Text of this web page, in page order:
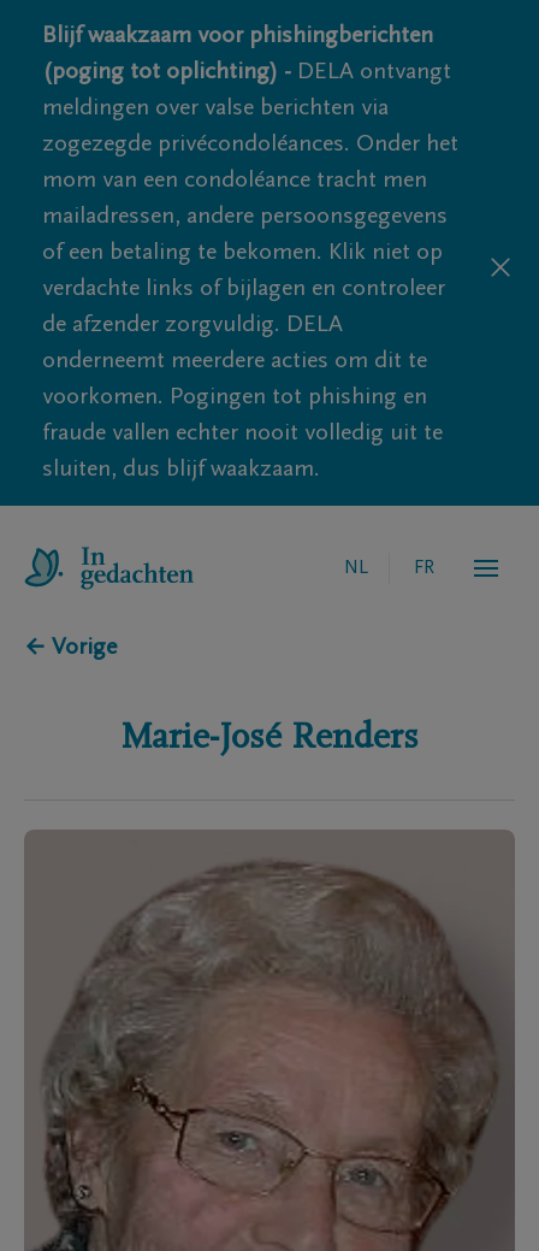
Blijf waakzaam voor phishingberichten
(poging tot oplichting) - DELA ontvangt
meldingen over valse berichten via
zogezegde privécondoléances. Onder het
mom van een condoléance tracht men
mailadressen, andere persoonsgegevens
of een betaling te bekomen. Klik niet op
verdachte links of bijlagen en controleer
de afzender zorgvuldig. DELA
onderneemt meerdere acties om dit te
voorkomen. Pogingen tot phishing en
fraude vallen echter nooit volledig uit te
sluiten, dus blijf waakzaam.
NL FR
← Vorige
Marie-José Renders